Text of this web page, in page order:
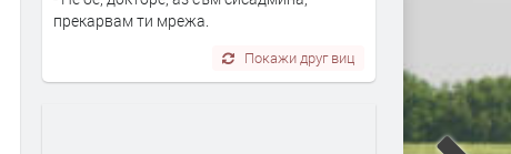
прекарвам ти мрежа.
Покажи друг виц